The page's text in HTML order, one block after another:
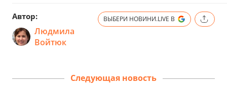
Автор:
Людмила
Войтюк
ВЫБЕРИ НОВИНИ.LIVE В
Следующая новость